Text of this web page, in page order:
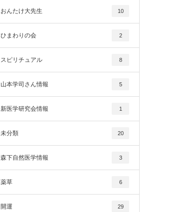
おんたけ大先生 10
ひまわりの会 2
スピリチュアル 8
山本学司さん情報 5
新医学研究会情報 1
未分類 20
森下自然医学情報 3
薬草 6
開運 29